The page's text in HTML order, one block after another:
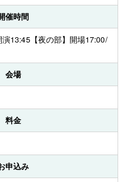
催時間
演13:45【夜の部】開場17:00/
会場
料金
申込み